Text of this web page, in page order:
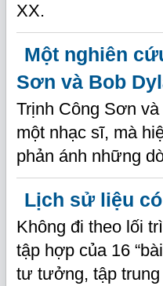
XX.
Một nghiên
Sơn và Bob
Trịnh Công Sơn
một nhạc sĩ, mà
phản ánh những
Lịch sử liệu
Không đi theo lối
tập hợp của 16
tư tưởng, tập